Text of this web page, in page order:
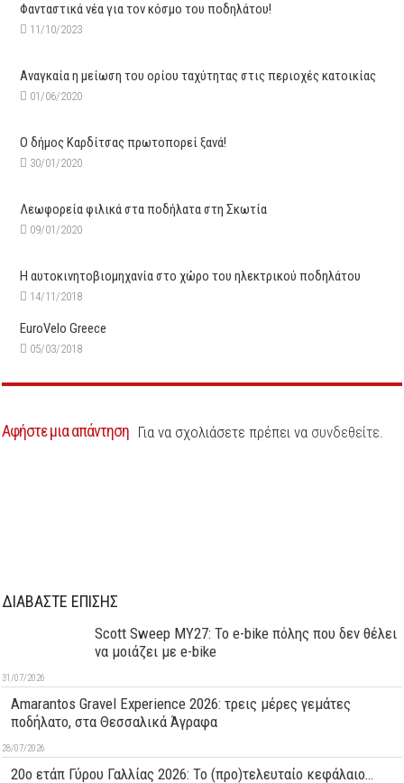
Φανταστικά νέα για τον κόσμο του ποδηλάτου!
11/10/2023
Αναγκαία η μείωση του ορίου ταχύτητας στις περιοχές κατοικίας
01/06/2020
Ο δήμος Καρδίτσας πρωτοπορεί ξανά!
30/01/2020
Λεωφορεία φιλικά στα ποδήλατα στη Σκωτία
09/01/2020
Η αυτοκινητοβιομηχανία στο χώρο του ηλεκτρικού ποδηλάτου
14/11/2018
EuroVelo Greece
05/03/2018
Αφήστε μια απάντηση Για να σχολιάσετε πρέπει να συνδεθείτε.
ΔΙΑΒΑΣΤΕ ΕΠΙΣΗΣ
Scott Sweep MY27: Το e-bike πόλης που δεν θέλει
να μοιάζει με e-bike
31/07/2026
Amarantos Gravel Experience 2026: τρεις μέρες γεμάτες
ποδήλατο, στα Θεσσαλικά Άγραφα
28/07/2026
20ο ετάπ Γύρου Γαλλίας 2026: Το (προ)τελευταίο κεφάλαιο…